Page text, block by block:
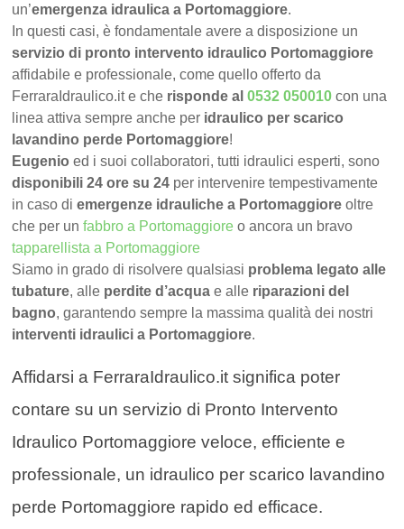
un’emergenza idraulica a Portomaggiore.
In questi casi, è fondamentale avere a disposizione un
servizio di pronto intervento idraulico Portomaggiore
affidabile e professionale, come quello offerto da
FerraraIdraulico.it e che risponde al0532 050010 con una
linea attiva sempre anche per idraulico per scarico
lavandino perde Portomaggiore!
Eugenio ed i suoi collaboratori, tutti idraulici esperti, sono
disponibili 24 ore su 24 per intervenire tempestivamente
in caso diemergenze idrauliche a Portomaggioreoltre
che per unfabbro a Portomaggiore o ancora un bravo
tapparellista a Portomaggiore
Siamo in grado di risolvere qualsiasi problema legato alle
tubature, alle perdite d’acqua e alle riparazioni del
bagno, garantendo sempre la massima qualità dei nostri
interventi idraulici a Portomaggiore.
Affidarsi a FerraraIdraulico.it significa poter
contare su un servizio di Pronto Intervento
Idraulico Portomaggiore veloce, efficiente e
professionale, un idraulico per scarico lavandino
perde Portomaggiore rapido ed efficace.